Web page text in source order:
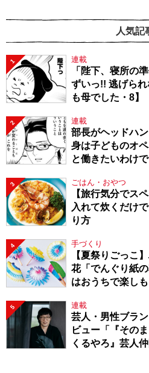
人気記
1 連載
「陛下、寝所の
ずいっ!! 逃げら
も母でした・8】
2 連載
部長がヘッドハ
身は子どものオ
と働きたいわけ
3 ごはん・おやつ
【旅行気分でス
入れて炊くだけ
り方
4 手づくり
【夏祭りごっこ
花「でんぐり紙
はおうちで楽しも
5 連載
芸人・男性ブラ
ビュー「『その
くるやろ』芸人